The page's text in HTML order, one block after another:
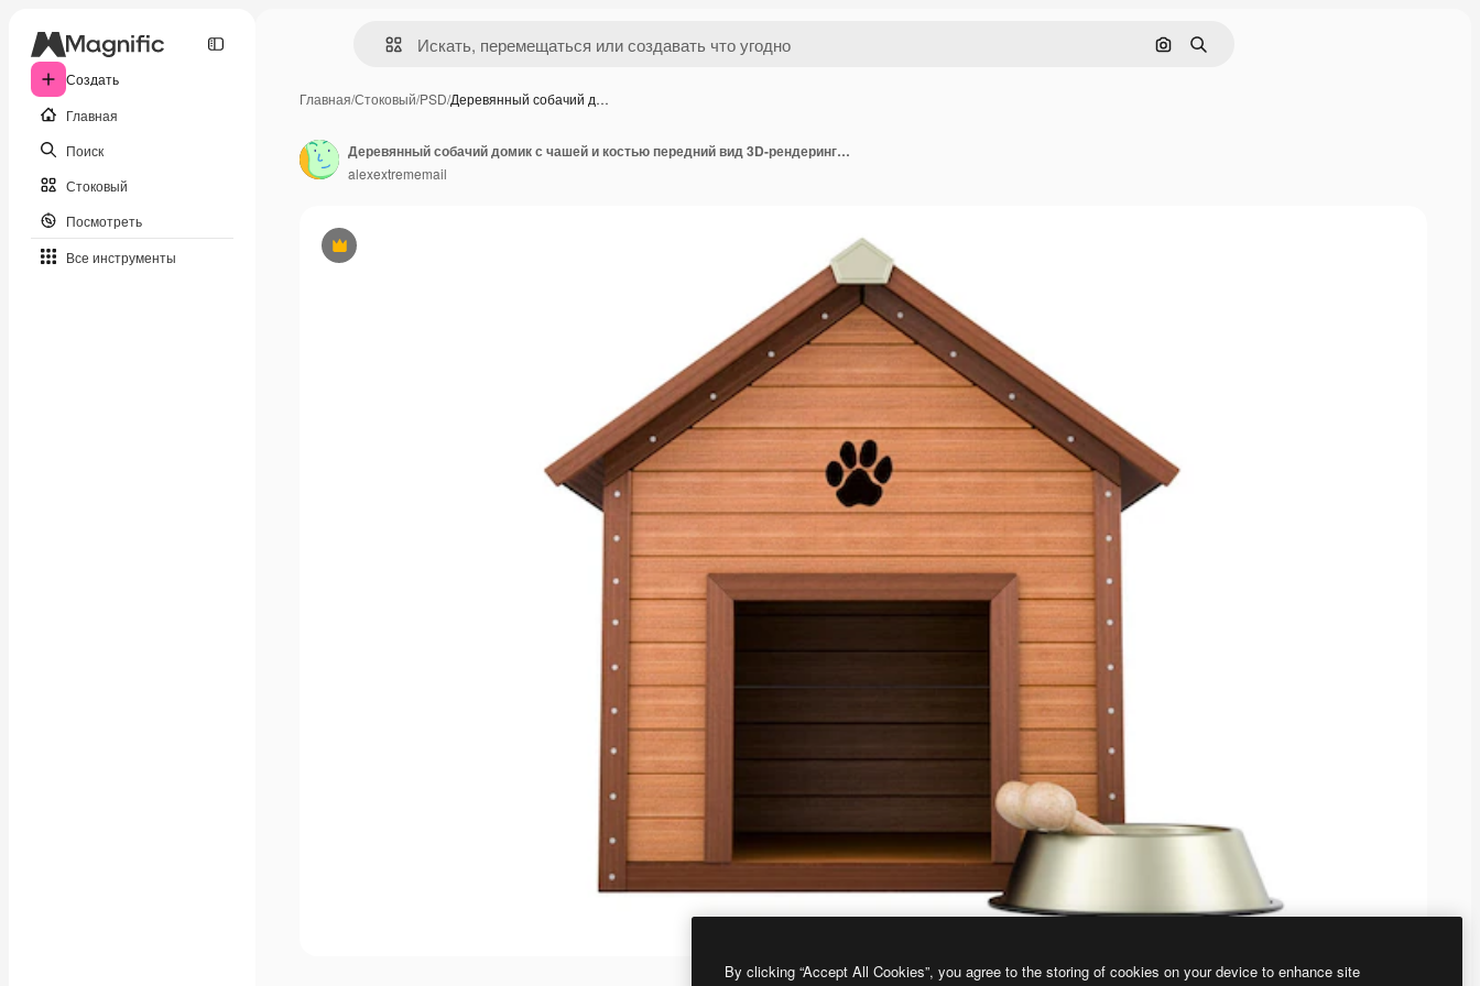
Создать
Главная
Поиск
Стоковый
Посмотреть
Все инструменты
Поиск по изображению
Поиск
Главная/Стоковый/PSD/Деревянный собачий д…
Премиум
Деревянный собачий домик с чашей и костью передний вид 3D-рендеринг изолирован на прозрачном фоне
alexextrememail
By clicking “Accept All Cookies”, you agree to the storing of cookies on your device to enhance site